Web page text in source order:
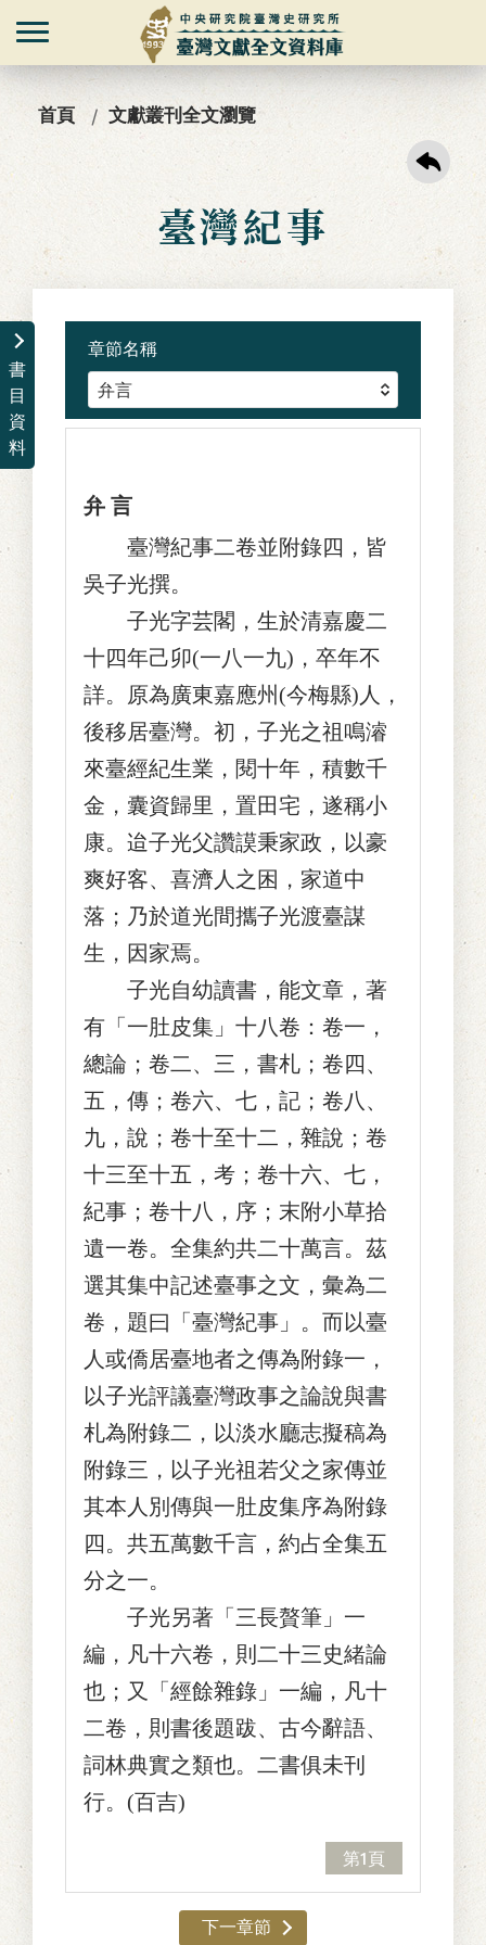
首頁 文獻叢刊全文瀏覽
臺灣紀事
書
目
資
料
章節名稱
弁 言
臺灣紀事二卷並附錄四，皆
吳子光撰。
子光字芸閣，生於清嘉慶二
十四年己卯(一八一九)，卒年不
詳。原為廣東嘉應州(今梅縣)人，
後移居臺灣。初，子光之祖鳴濬
來臺經紀生業，閱十年，積數千
金，囊資歸里，置田宅，遂稱小
康。迨子光父讚謨秉家政，以豪
爽好客、喜濟人之困，家道中
落；乃於道光間攜子光渡臺謀
生，因家焉。
子光自幼讀書，能文章，著
有「一肚皮集」十八卷：卷一，
總論；卷二、三，書札；卷四、
五，傳；卷六、七，記；卷八、
九，說；卷十至十二，雜說；卷
十三至十五，考；卷十六、七，
紀事；卷十八，序；末附小草拾
遺一卷。全集約共二十萬言。茲
選其集中記述臺事之文，彙為二
卷，題曰「臺灣紀事」。而以臺
人或僑居臺地者之傳為附錄一，
以子光評議臺灣政事之論說與書
札為附錄二，以淡水廳志擬稿為
附錄三，以子光祖若父之家傳並
其本人別傳與一肚皮集序為附錄
四。共五萬數千言，約占全集五
分之一。
子光另著「三長贅筆」一
編，凡十六卷，則二十三史緒論
也；又「經餘雜錄」一編，凡十
二卷，則書後題跋、古今辭語、
詞林典實之類也。二書俱未刊
行。(百吉)
第1頁
下一章節